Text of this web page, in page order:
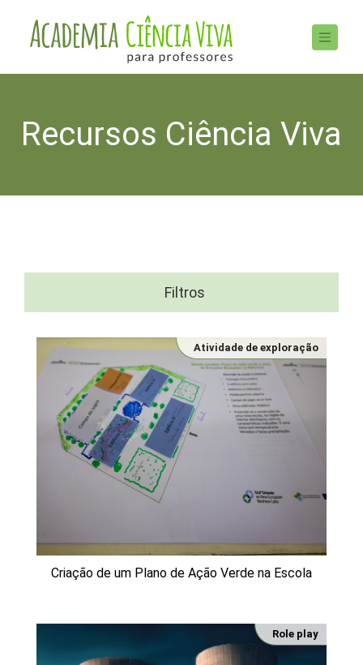
Recursos Ciência Viva
Filtros
Criação de um Plano de Ação Verde na Escola
Atividade de exploração
Role play